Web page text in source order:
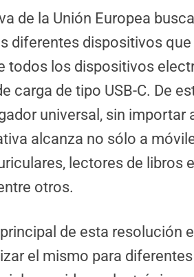
de la Unión Europea
diferentes dispositivos
todos los dispositivos
carga de tipo USB-C. De
universal, sin
alcanza no sólo a
lectores de
otros.
de esta resolución
el mismo para